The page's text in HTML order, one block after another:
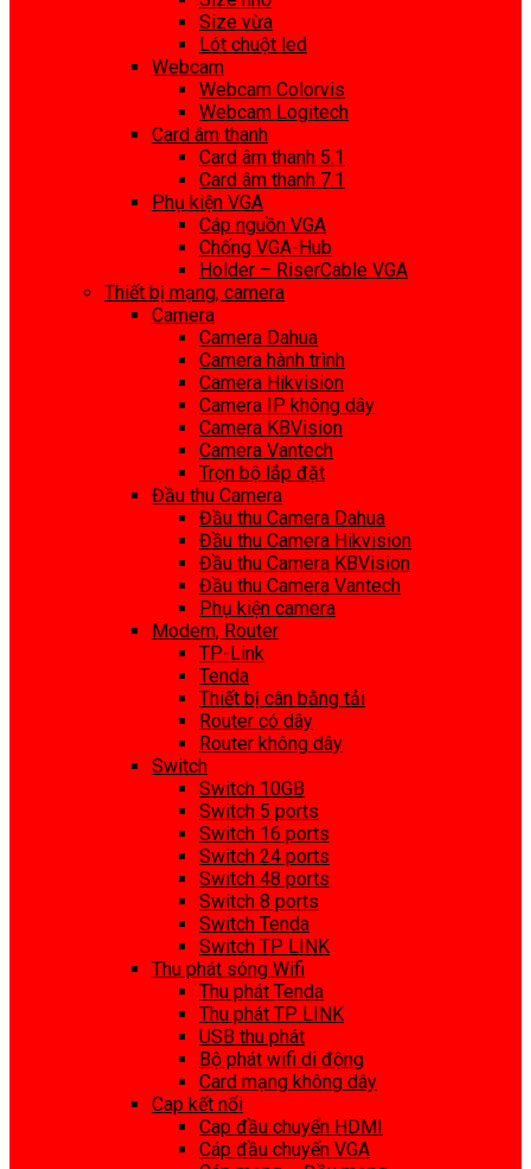
Size vừa
Lót chuột led
Webcam
Webcam Colorvis
Webcam Logitech
Card âm thanh
Card âm thanh 5.1
Card âm thanh 7.1
Phụ kiện VGA
Cáp nguồn VGA
Chống VGA-Hub
Holder – RiserCable VGA
Thiết bị mạng, camera
Camera
Camera Dahua
Camera hành trình
Camera Hikvision
Camera IP không dây
Camera KBVision
Camera Vantech
Trọn bộ lắp đặt
Đầu thu Camera
Đầu thu Camera Dahua
Đầu thu Camera Hikvision
Đầu thu Camera KBVision
Đầu thu Camera Vantech
Phụ kiện camera
Modem, Router
TP-Link
Tenda
Thiết bị cân bằng tải
Router có dây
Router không dây
Switch
Switch 10GB
Switch 5 ports
Switch 16 ports
Switch 24 ports
Switch 48 ports
Switch 8 ports
Switch Tenda
Switch TP LINK
Thu phát sóng Wifi
Thu phát Tenda
Thu phát TP LINK
USB thu phát
Bộ phát wifi di động
Card mạng không dây
Cap kết nối
Cap đầu chuyển HDMI
Cáp đầu chuyển VGA